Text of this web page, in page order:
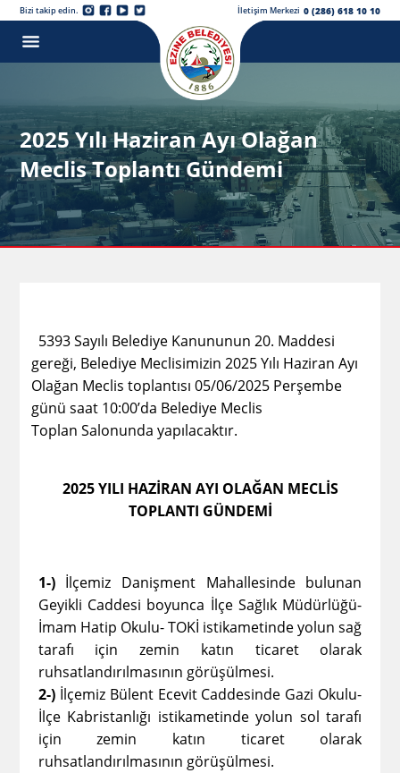
Bizi takip edin. İletişim Merkezi 0 (286) 618 10 10
2025 Yılı Haziran Ayı Olağan
Meclis Toplantı Gündemi
5393 Sayılı Belediye Kanununun 20. Maddesi
gereği, Belediye Meclisimizin 2025 Yılı Haziran Ayı
Olağan Meclis toplantısı 05/06/2025 Perşembe
günü saat 10:00’da Belediye Meclis
Toplan Salonunda yapılacaktır.
2025 YILI HAZİRAN AYI OLAĞAN MECLİS
TOPLANTI GÜNDEMİ
1-) İlçemiz Danişment Mahallesinde bulunan
Geyikli Caddesi boyunca İlçe Sağlık Müdürlüğü-
İmam Hatip Okulu- TOKİ istikametinde yolun sağ
tarafı için zemin katın ticaret olarak
ruhsatlandırılmasının görüşülmesi.
2-) İlçemiz Bülent Ecevit Caddesinde Gazi Okulu-
İlçe Kabristanlığı istikametinde yolun sol tarafı
için zemin katın ticaret olarak
ruhsatlandırılmasının görüşülmesi.